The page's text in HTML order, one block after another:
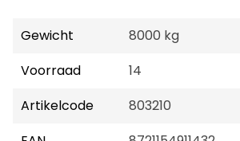
Gewicht
8000 kg
Voorraad
14
Artikelcode
803210